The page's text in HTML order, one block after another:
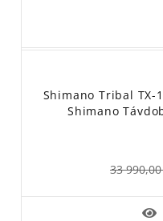
Shimano Tribal TX-
Shimano
33